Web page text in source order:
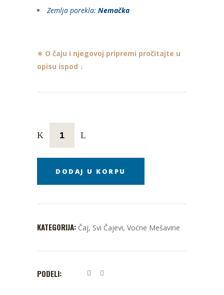
Zemlja porekla: Nemačka
∗ O čaju i njegovoj pripremi pročitajte u
opisu ispod ↓
DODAJ U KORPU
KATEGORIJA: Čaj, Svi Čajevi, Voćne Mešavine
PODELI: